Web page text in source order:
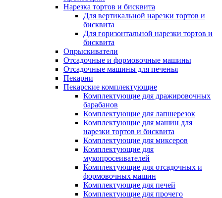
Нарезка тортов и бисквита
Для вертикальной нарезки тортов и
бисквита
Для горизонтальной нарезки тортов и
бисквита
Опрыскиватели
Отсадочные и формовочные машины
Отсадочные машины для печенья
Пекарни
Пекарские комплектующие
Комплектующие для дражировочных
барабанов
Комплектующие для лапшерезок
Комплектующие для машин для
нарезки тортов и бисквита
Комплектующие для миксеров
Комплектующие для
мукопросеивателей
Комплектующие для отсадочных и
формовочных машин
Комплектующие для печей
Комплектующие для прочего